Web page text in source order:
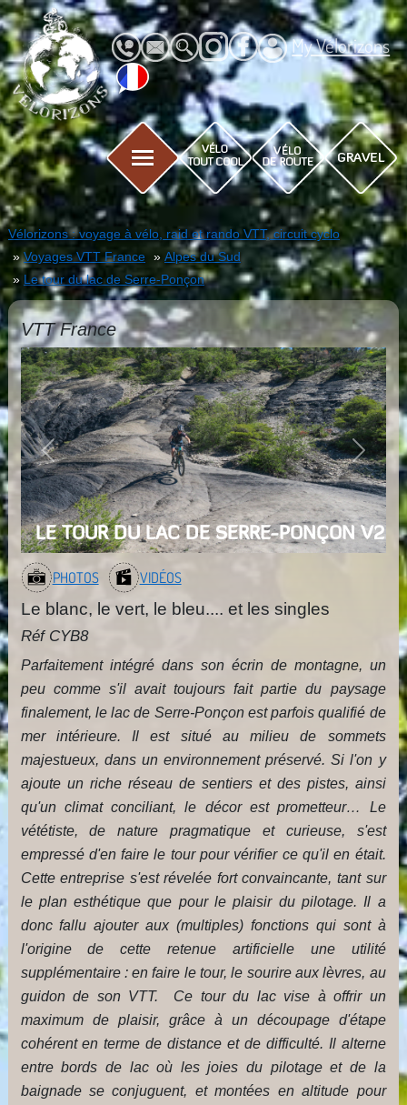
My Vélorizons
Vélorizons : voyage à vélo, raid et rando VTT, circuit cyclo
Voyages VTT France
Alpes du Sud
Le tour du lac de Serre-Ponçon
VTT France
Previous Next
LE TOUR DU LAC DE SERRE-PONÇON V2
PHOTOS VIDÉOS
Le blanc, le vert, le bleu.... et les singles
Réf CYB8
Parfaitement intégré dans son écrin de montagne, un
peu comme s'il avait toujours fait partie du paysage
finalement, le lac de Serre-Ponçon est parfois qualifié de
mer intérieure. Il est situé au milieu de sommets
majestueux, dans un environnement préservé. Si l'on y
ajoute un riche réseau de sentiers et des pistes, ainsi
qu'un climat conciliant, le décor est prometteur… Le
vététiste, de nature pragmatique et curieuse, s'est
empressé d'en faire le tour pour vérifier ce qu'il en était.
Cette entreprise s'est révelée fort convaincante, tant sur
le plan esthétique que pour le plaisir du pilotage. Il a
donc fallu ajouter aux (multiples) fonctions qui sont à
l'origine de cette retenue artificielle une utilité
supplémentaire : en faire le tour, le sourire aux lèvres, au
guidon de son VTT. Ce tour du lac vise à offrir un
maximum de plaisir, grâce à un découpage d'étape
cohérent en terme de distance et de difficulté. Il alterne
entre bords de lac où les joies du pilotage et de la
baignade se conjuguent, et montées en altitude pour